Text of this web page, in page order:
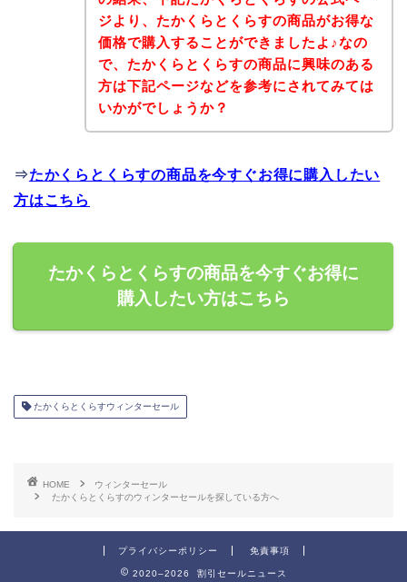
ジより、たかくらとくらすの商品がお得な
価格で購入することができましたよ♪なの
で、たかくらとくらすの商品に興味のある
方は下記ページなどを参考にされてみては
いかがでしょうか？
⇒たかくらとくらすの商品を今すぐお得に購入したい
方はこちら
たかくらとくらすの商品を今すぐお得に
購入したい方はこちら
たかくらとくらすウィンターセール
HOME
ウィンターセール
たかくらとくらすのウィンターセールを探している方へ
プライバシーポリシー 免責事項
2020–2026 割引セールニュース